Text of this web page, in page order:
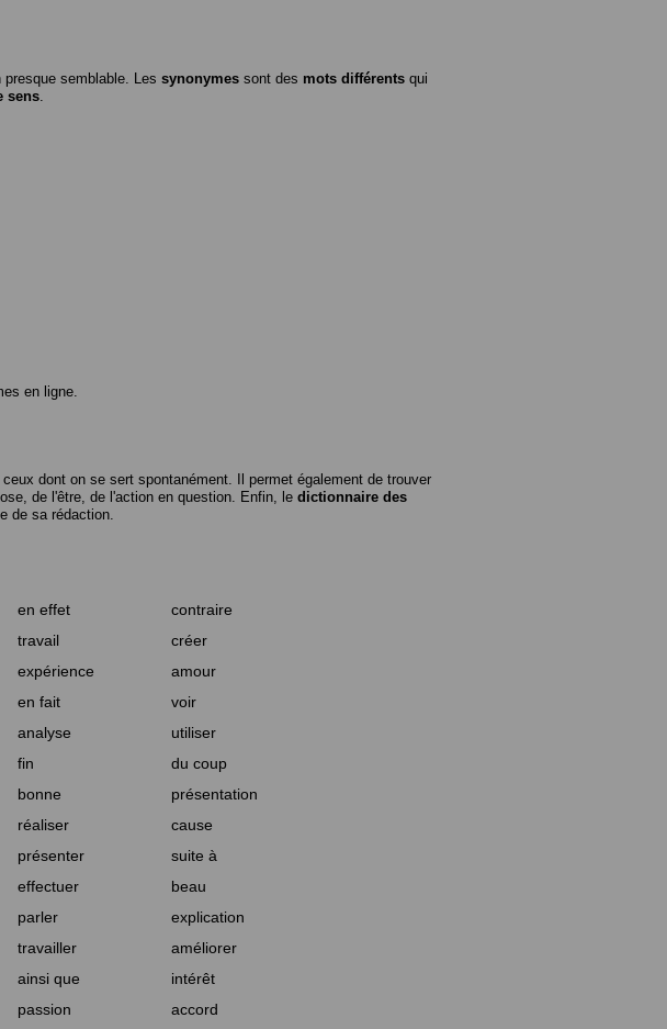
semblable. Les synonymes sont des mots différents qui
sens
en ligne.
dont on se sert spontanément. Il permet également de trouver
de l'être, de l'action en question. Enfin, le dictionnaire des
de sa rédaction.
en effet
contraire
travail
créer
expérience
amour
en fait
voir
analyse
utiliser
fin
du coup
bonne
présentation
réaliser
cause
présenter
suite à
effectuer
beau
parler
explication
travailler
améliorer
ainsi que
intérêt
passion accord